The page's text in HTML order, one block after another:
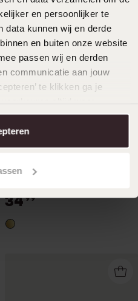
en persoonlijker te
data kunnen wij en derde
en buiten onze website
passen wij en derden
communicatie aan jouw
te klikken ga je
in onscookiebeleid.
Stainless steel set
glad/dots/zirkonia
3499